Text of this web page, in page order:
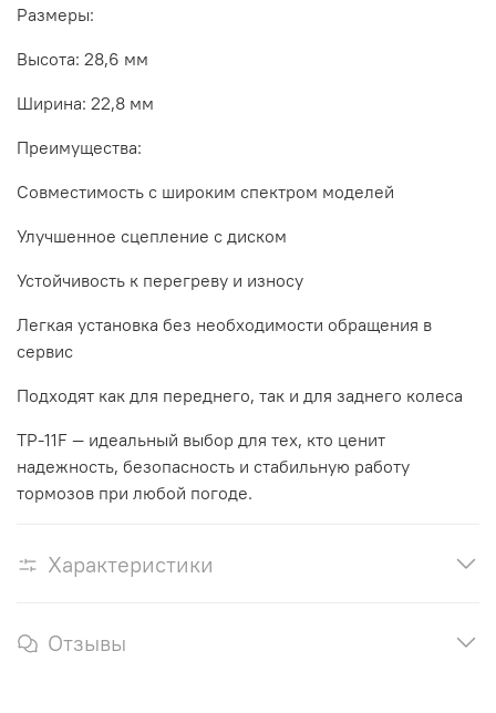
Размеры:
Высота: 28,6 мм
Ширина: 22,8 мм
Преимущества:
Совместимость с широким спектром моделей
Улучшенное сцепление с диском
Устойчивость к перегреву и износу
Легкая установка без необходимости обращения в
сервис
Подходят как для переднего, так и для заднего колеса
TP-11F — идеальный выбор для тех, кто ценит
надежность, безопасность и стабильную работу
тормозов при любой погоде.
Характеристики
Отзывы